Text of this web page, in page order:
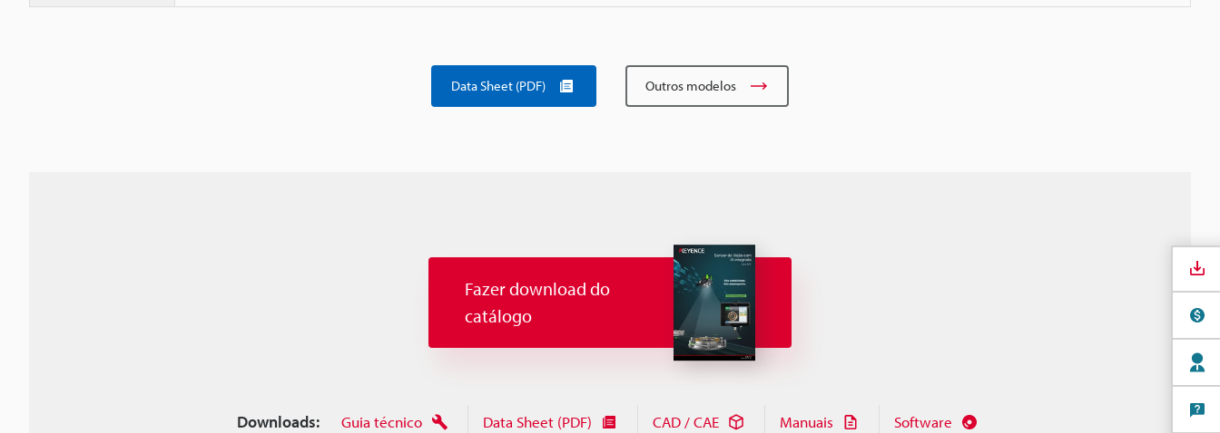
Data Sheet (PDF) Outros modelos
Fazer download do
catálogo
Downloads: Guia técnico Data Sheet (PDF) CAD / CAE Manuais Software